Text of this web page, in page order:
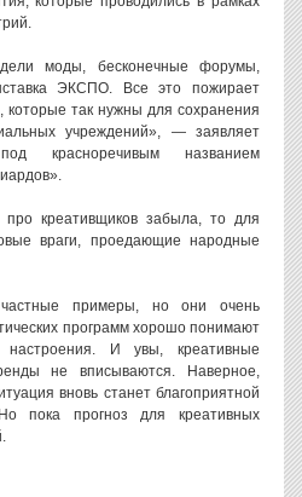
моды, бесконечные форумы,
ЭКСПО. Все это пожирает
которые так нужны для сохранения
учреждений», — заявляет
красноречивым названием
креативщиков забыла, то для
враги, проедающие народные
примеры, но они очень
программ хорошо понимают
И увы, креативные
не вписываются. Наверное,
вновь станет благоприятной
пока прогноз для креативных